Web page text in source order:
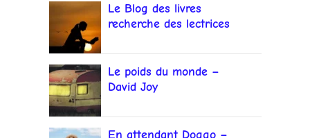
Le Blog des livres
recherche des lectrices
Le poids du monde –
David Joy
En attendant Doggo –